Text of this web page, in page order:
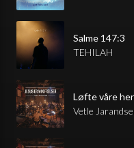
Salme 147:3
TEHILAH
Løfte våre
Vetle